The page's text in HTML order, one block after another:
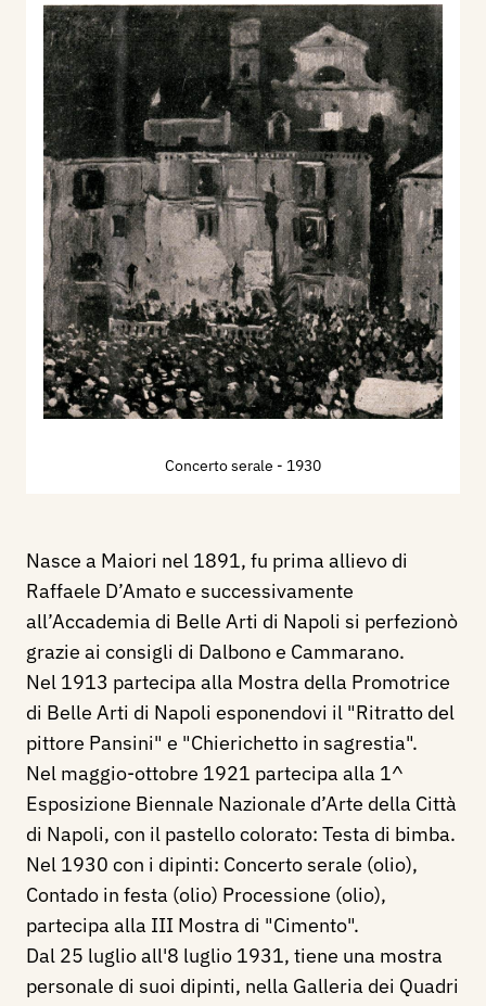
Concerto serale - 1930
Nasce a Maiori nel 1891, fu prima allievo di
Raffaele D’Amato e successivamente
all’Accademia di Belle Arti di Napoli si perfezionò
grazie ai consigli di Dalbono e Cammarano.
Nel 1913 partecipa alla Mostra della Promotrice
di Belle Arti di Napoli esponendovi il "Ritratto del
pittore Pansini" e "Chierichetto in sagrestia".
Nel maggio-ottobre 1921 partecipa alla 1^
Esposizione Biennale Nazionale d’Arte della Città
di Napoli, con il pastello colorato: Testa di bimba.
Nel 1930 con i dipinti: Concerto serale (olio),
Contado in festa (olio) Processione (olio),
partecipa alla III Mostra di "Cimento".
Dal 25 luglio all'8 luglio 1931, tiene una mostra
personale di suoi dipinti, nella Galleria dei Quadri